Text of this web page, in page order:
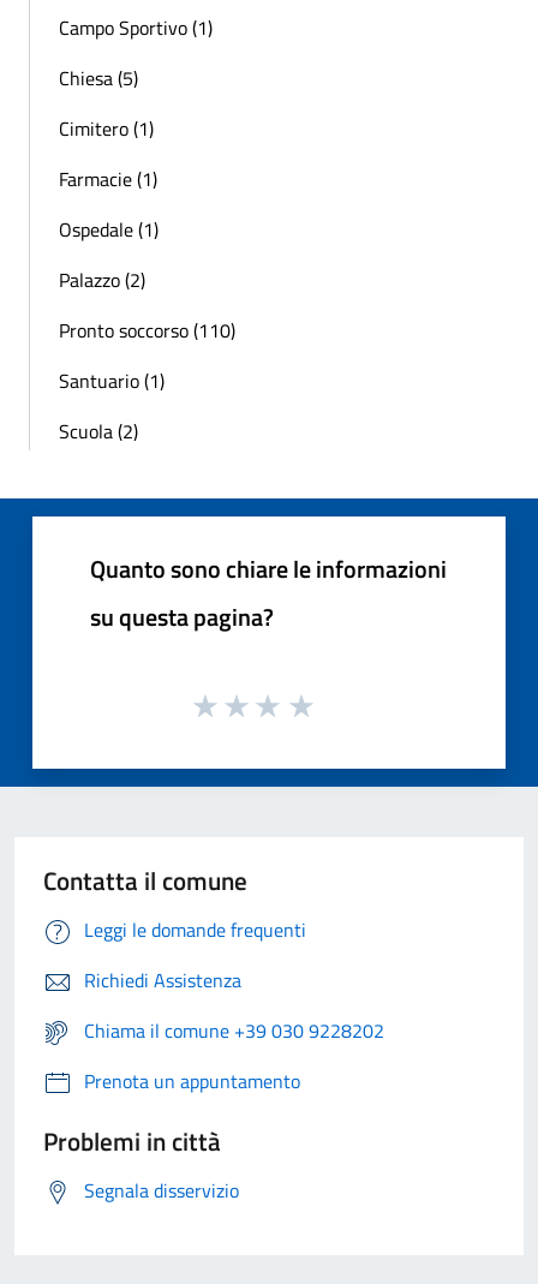
Campo Sportivo (1)
Chiesa (5)
Cimitero (1)
Farmacie (1)
Ospedale (1)
Palazzo (2)
Pronto soccorso (110)
Santuario (1)
Scuola (2)
Quanto sono chiare le informazioni
su questa pagina?
Contatta il comune
Leggi le domande frequenti
Richiedi Assistenza
Chiama il comune +39 030 9228202
Prenota un appuntamento
Problemi in città
Segnala disservizio